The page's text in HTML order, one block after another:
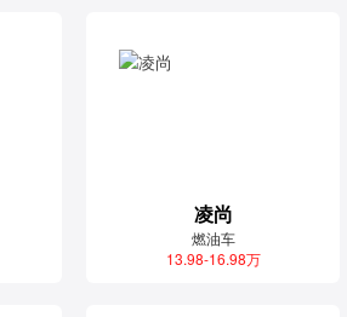
凌尚
燃油车
13.98-16.98万